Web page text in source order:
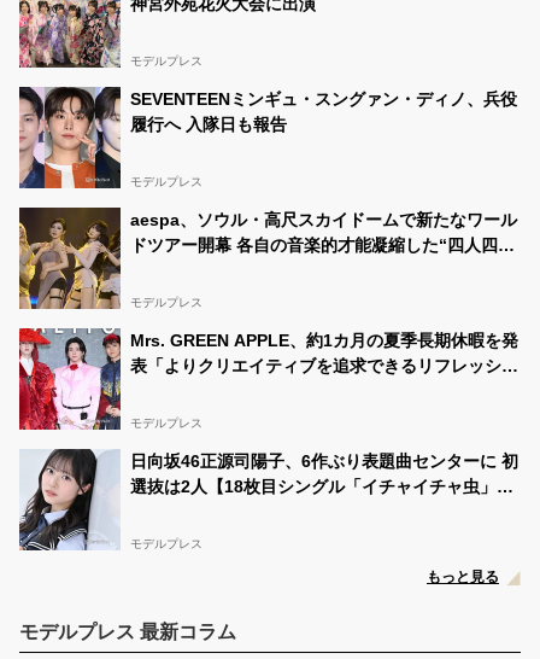
モデルプレス
SEVENTEENミンギュ・スングァン・ディノ、兵役
履行へ 入隊日も報告
モデルプレス
aespa、ソウル・高尺スカイドームで新たなワール
ドツアー開幕 各自の音楽的才能凝縮した“四人四
モデルプレス
Mrs. GREEN APPLE、約1カ月の夏季長期休暇を発
表「よりクリエイティブを追求できるリフレッシュ
モデルプレス
日向坂46正源司陽子、6作ぶり表題曲センターに 初
選抜は2人【18枚目シングル「イチャイチャ虫」フ
モデルプレス
もっと見る
モデルプレス 最新コラム